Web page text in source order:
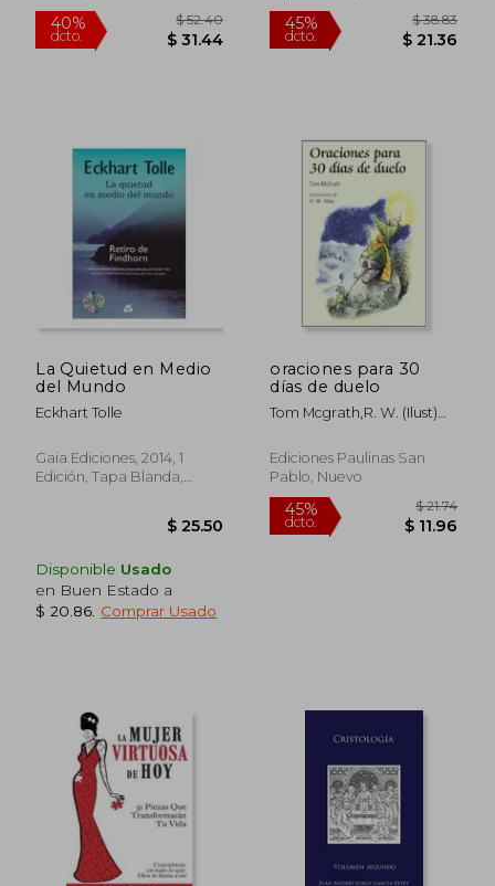
45%
dcto.
$ 130.93
$ 72.01
45%
dcto. $
45%
dcto.
La Quietud en Medio
del Mundo
Eckhart Tolle
Gaia Ediciones, 2014, 1
Edición, Tapa Blanda,
Disponible Usado
en Buen Estado a
$ 20.86 Comprar Usado
oraciones para 30
días de duelo
Tom Mcgrath,r. W. (ilust)
Ediciones Paulinas San
Pablo, Nuevo